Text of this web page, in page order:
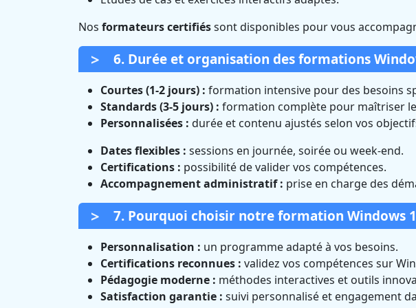
Nos formateurs certifiéssont disponibles pour vous
6. Durée et organisation des formations
Courtes (1-2 jours) : formation intensive pour des besoins
Standards (3-5 jours) : formation complète pour maîtriser
Personnalisées : durée et contenu ajustés selon vos
Dates flexibles : sessions en journée, soirée ou week-end.
Certifications : possibilité de valider vos compétences.
Accompagnement administratif : prise en charge des
7. Pourquoi choisir notre formation Windows
Personnalisation : un programme adapté à vos besoins.
Certifications reconnues : validez vos compétences sur
Pédagogie moderne : méthodes interactives et outils
Satisfaction garantie : suivi personnalisé et engagement